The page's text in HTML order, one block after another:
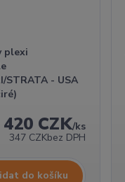
plexi
STRATA - USA
420 CZK/ks
347 CZKbez DPH
do košíku